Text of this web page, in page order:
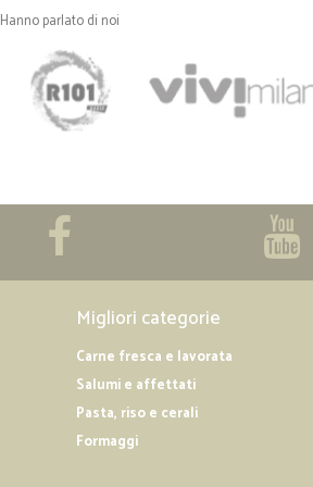
Hanno parlato di noi
Migliori categorie
Carne fresca e lavorata
Salumi e affettati
Pasta, riso e cerali
Formaggi